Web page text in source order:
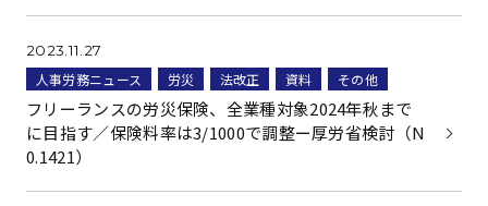
2023.11.27
人事労務ニュース 労災 法改正 資料 その他
フリーランスの労災保険、全業種対象2024年秋まで
に目指す／保険料率は3/1000で調整ー厚労省検討（N
0.1421）